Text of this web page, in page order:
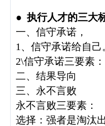
● 执行人才的三大
一、信守承诺，
1、信守承诺给自己
2\信守承诺三要素
二、结果导向
三、永不言败
永不言败三要素：
选择：强者是淘汰